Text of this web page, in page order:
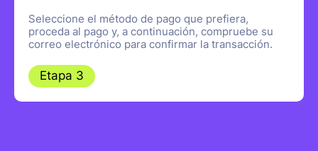
Seleccione el método de pago que prefiera,
proceda al pago y, a continuación, compruebe su
correo electrónico para confirmar la transacción.
Etapa 3